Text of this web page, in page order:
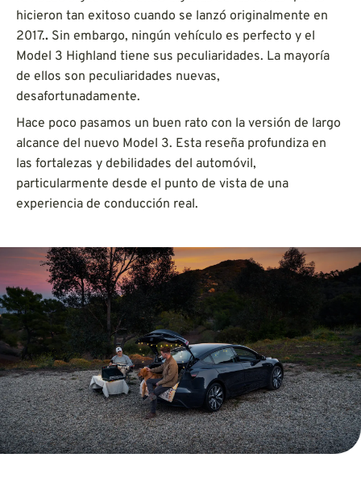
hicieron tan exitoso cuando se lanzó originalmente en
2017.. Sin embargo, ningún vehículo es perfecto y el
Model 3 Highland tiene sus peculiaridades. La mayoría
de ellos son peculiaridades nuevas,
desafortunadamente.
Hace poco pasamos un buen rato con la versión de largo
alcance del nuevo Model 3. Esta reseña profundiza en
las fortalezas y debilidades del automóvil,
particularmente desde el punto de vista de una
experiencia de conducción real.